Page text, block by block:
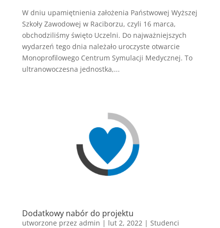
W dniu upamiętnienia założenia Państwowej Wyższej
Szkoły Zawodowej w Raciborzu, czyli 16 marca,
obchodziliśmy święto Uczelni. Do najważniejszych
wydarzeń tego dnia należało uroczyste otwarcie
Monoprofilowego Centrum Symulacji Medycznej. To
ultranowoczesna jednostka,...
Dodatkowy nabór do projektu
utworzone przez admin | lut 2, 2022 | Studenci